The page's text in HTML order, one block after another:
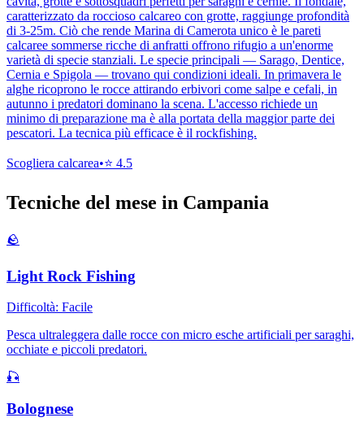
caratterizzato da roccioso calcareo con grotte, raggiunge profondità
di 3-25m. Ciò che rende Marina di Camerota unico è le pareti
calcaree sommerse ricche di anfratti offrono rifugio a un'enorme
varietà di specie stanziali. Le specie principali — Sarago, Dentice,
Cernia e Spigola — trovano qui condizioni ideali. In primavera le
alghe ricoprono le rocce attirando erbivori come salpe e cefali, in
autunno i predatori dominano la scena. L'accesso richiede un
minimo di preparazione ma è alla portata della maggior parte dei
pescatori. La tecnica più efficace è il rockfishing.
Scogliera calcarea•⭐ 4.5
Tecniche del mese in Campania
🪨
Light Rock Fishing
Difficoltà: Facile
Pesca ultraleggera dalle rocce con micro esche artificiali per saraghi,
occhiate e piccoli predatori.
🎣
Bolognese